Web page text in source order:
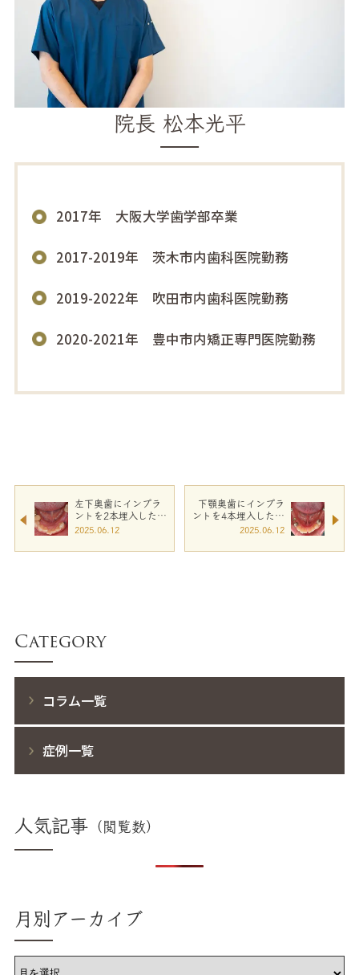
院長 松本光平
2017年 大阪大学歯学部卒業
2017-2019年 茨木市内歯科医院勤務
2019-2022年 吹田市内歯科医院勤務
2020-2021年 豊中市内矯正専門医院勤務
左下奥歯にインプラ
ントを2本埋入したケ
ース【５０代女性】
2025.06.12
下顎奥歯にインプラ
ントを4本埋入したケ
ース【70代男性】
2025.06.12
Category
コラム一覧
症例一覧
人気記事
月別アーカイブ
ア